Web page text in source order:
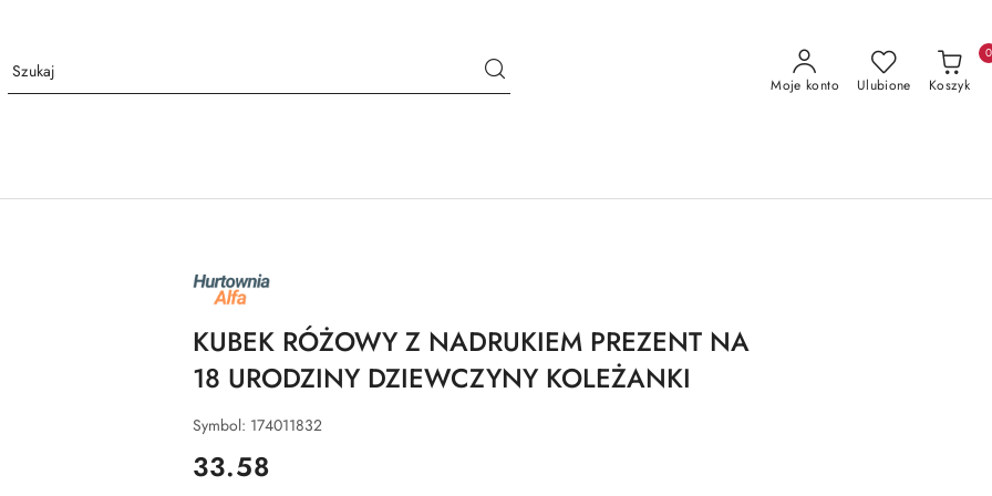
Moje konto Ulubione Koszyk
0
NAZWA
PRODUCENTA:
ALFA
KUBEK RÓŻOWY Z NADRUKIEM PREZENT NA
18 URODZINY DZIEWCZYNY KOLEŻANKI
Symbol: 174011832
cena:
33.58